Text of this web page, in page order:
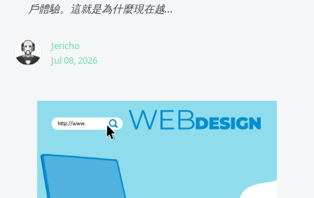
戶體驗。這就是為什麼現在越...
Jericho
Jul 08, 2026